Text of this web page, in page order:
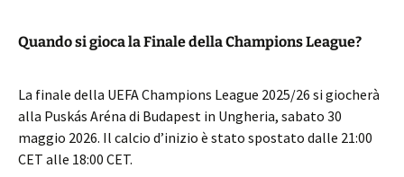
Quando si gioca la Finale della Champions League?
La finale della UEFA Champions League 2025/26 si giocherà
alla Puskás Aréna di Budapest in Ungheria, sabato 30
maggio 2026. Il calcio d’inizio è stato spostato dalle 21:00
CET alle 18:00 CET.